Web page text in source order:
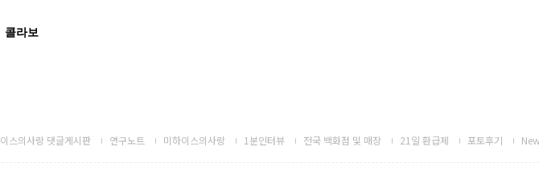
콜라보
스의사랑 댓글게시판 연구노트 미하이스의사랑 1분인터뷰 전국 백화점 및 매장 21일 환급제 포토후기